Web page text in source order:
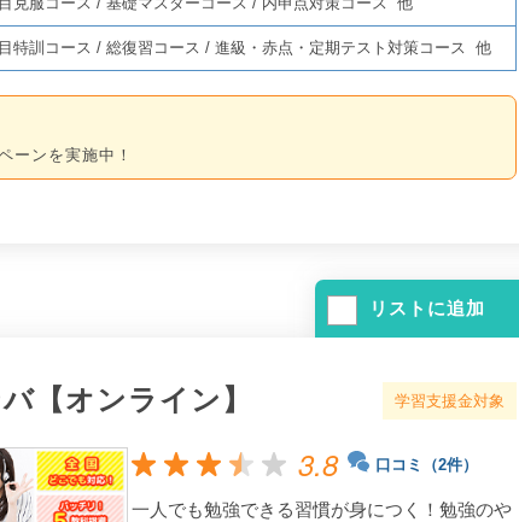
特訓コース /総復習コース /進級・赤点・定期テスト対策コース 他
ーンを実施中！
リストに追加
【オンライン】 学習支援金対象
3.8 口コミ（2件）
一人でも勉強できる習慣が身につく！勉強のや